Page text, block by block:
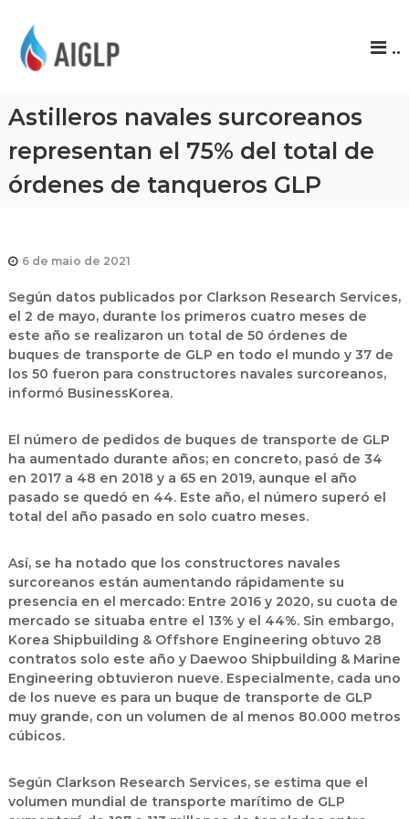
P
..
Astilleros navales surcoreanos
representan el 75% del total de
órdenes de tanqueros GLP
6 de maio de 2021
Según datos publicados por Clarkson Research Services,
el 2 de mayo, durante los primeros cuatro meses de
este año se realizaron un total de 50 órdenes de
buques de transporte de GLP en todo el mundo y 37 de
los 50 fueron para constructores navales surcoreanos,
informó BusinessKorea.
El número de pedidos de buques de transporte de GLP
ha aumentado durante años; en concreto, pasó de 34
en 2017 a 48 en 2018 y a 65 en 2019, aunque el año
pasado se quedó en 44. Este año, el número superó el
total del año pasado en solo cuatro meses.
Así, se ha notado que los constructores navales
surcoreanos están aumentando rápidamente su
presencia en el mercado: Entre 2016 y 2020, su cuota de
mercado se situaba entre el 13% y el 44%. Sin embargo,
Korea Shipbuilding & Offshore Engineering obtuvo 28
contratos solo este año y Daewoo Shipbuilding & Marine
Engineering obtuvieron nueve. Especialmente, cada uno
de los nueve es para un buque de transporte de GLP
muy grande, con un volumen de al menos 80.000 metros
cúbicos.
Según Clarkson Research Services, se estima que el
volumen mundial de transporte marítimo de GLP